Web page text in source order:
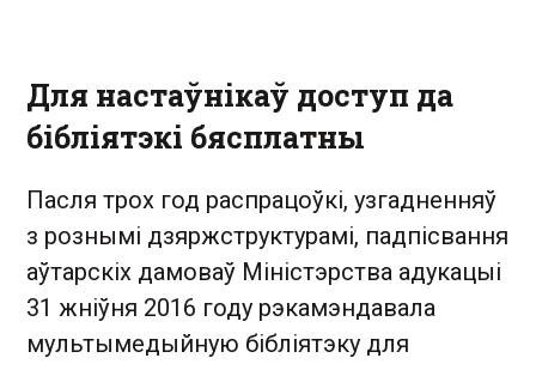
Для настаўнікаў доступ да
бібліятэкі бясплатны
Пасля трох год распрацоўкі, узгадненняў
з рознымі дзяржструктурамі, падпісвання
аўтарскіх дамоваў Міністэрства адукацыі
31 жніўня 2016 году рэкамэндавала
мультымедыйную бібліятэку для